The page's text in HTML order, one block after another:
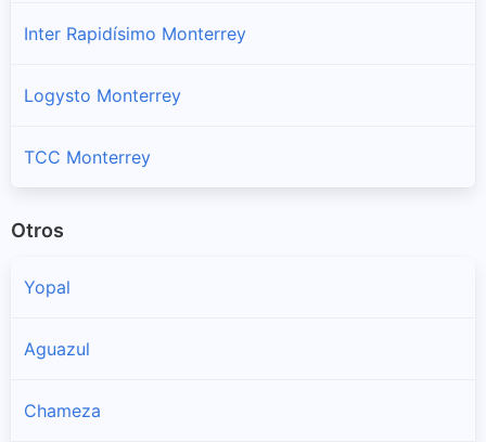
Inter Rapidísimo Monterrey
Logysto Monterrey
TCC Monterrey
Otros
Yopal
Aguazul
Chameza